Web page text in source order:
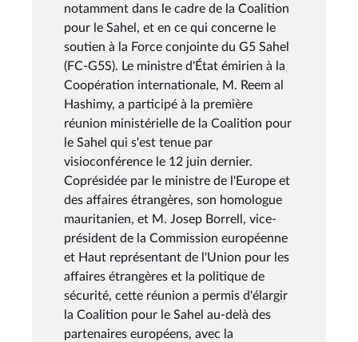
notamment dans le cadre de la Coalition
pour le Sahel, et en ce qui concerne le
soutien à la Force conjointe du G5 Sahel
(FC-G5S). Le ministre d'État émirien à la
Coopération internationale, M. Reem al
Hashimy, a participé à la première
réunion ministérielle de la Coalition pour
le Sahel qui s'est tenue par
visioconférence le 12 juin dernier.
Coprésidée par le ministre de l'Europe et
des affaires étrangères, son homologue
mauritanien, et M. Josep Borrell, vice-
président de la Commission européenne
et Haut représentant de l'Union pour les
affaires étrangères et la politique de
sécurité, cette réunion a permis d'élargir
la Coalition pour le Sahel au-delà des
partenaires européens, avec la